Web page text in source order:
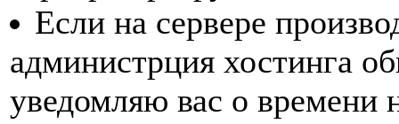
Если на сервере
администрция хостинга
уведомляю вас о времени